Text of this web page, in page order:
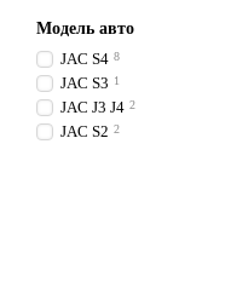
Модель авто
JAC S4 8
JAC S3 1
JAC J3 J4 2
JAC S2 2